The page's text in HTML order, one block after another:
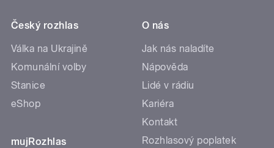
Český rozhlas
Válka na Ukrajině
Komunální volby
Stanice
eShop
mujRozhlas
O nás
Jak nás naladíte
Nápověda
Lidé v rádiu
Kariéra
Kontakt
Rozhlasový poplatek